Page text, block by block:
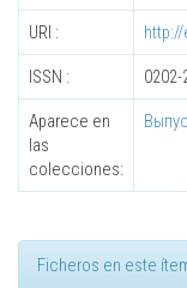
URI :
ISSN : 0202-
Aparece en
las
colecciones:
Ficheros en este